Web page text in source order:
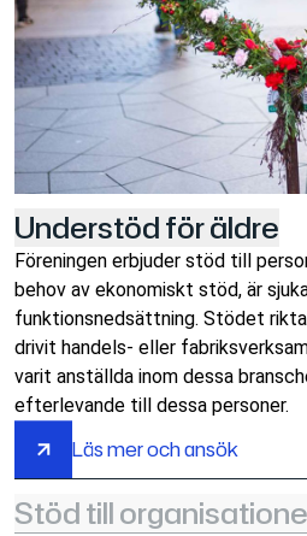
Understöd för äldre
Föreningen erbjuder stöd till
behov av ekonomiskt stöd, är
funktionsnedsättning. Stödet
drivit handels- eller
varit anställda inom dessa
efterlevande till dessa personer.
Läs mer och ansök
Läs mer och ansök
Stöd till